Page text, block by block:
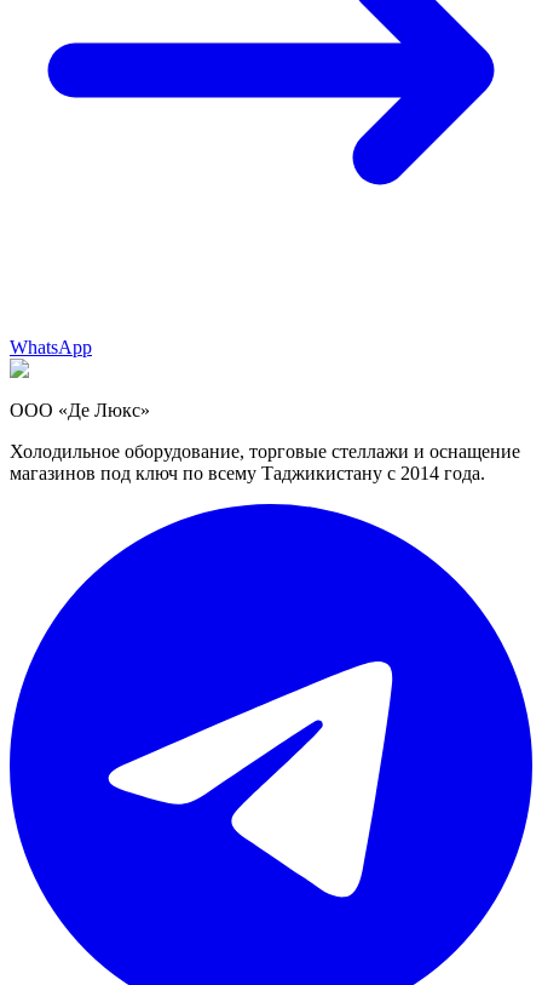
WhatsApp
ООО «Де Люкс»
Холодильное оборудование, торговые стеллажи и оснащение
магазинов под ключ по всему Таджикистану с 2014 года.